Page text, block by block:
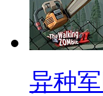
异种